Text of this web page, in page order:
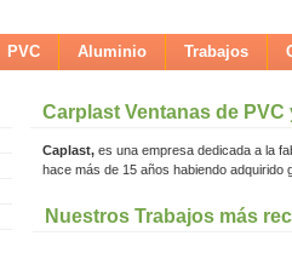
PVC Aluminio Trabajos
Carplast Ventanas de PVC
Caplast, es una empresa dedicada a la
hace más de 15 años habiendo adquirido
Nuestros Trabajos más